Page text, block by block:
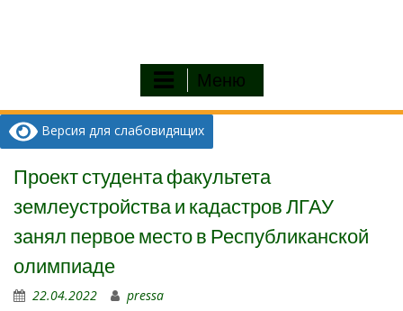
Меню
Версия для слабовидящих
Проект студента факультета
землеустройства и кадастров ЛГАУ
занял первое место в Республиканской
олимпиаде
22.04.2022 pressa